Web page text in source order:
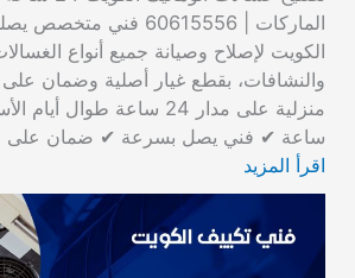
الماركات | 60615556 فني
الكويت لإصلاح وصيانة جميع أنواع
والنشافات، بقطع غيار أصلية وضمان على
ساعة ✔ فني يصل بسرعة ✔ ضمان على
اقرأ المزيد